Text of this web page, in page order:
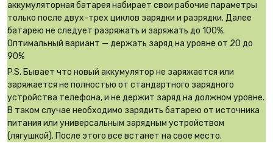
аккумуляторная батарея набирает свои рабочие параметры
только после двух-трех циклов зарядки и разрядки. Далее
батарею не следует разряжать и заряжать до 100%.
Оптимальный вариант — держать заряд на уровне от 20 до
90%
P.S. Бывает что новый аккумулятор не заряжается или
заряжается не полностью от стандартного зарядного
устройства телефона, и не держит заряд на должном уровне.
В таком случае необходимо зарядить батарею от источника
питания или универсальным зарядным устройством
(лягушкой). После этого все встанет на свое место.